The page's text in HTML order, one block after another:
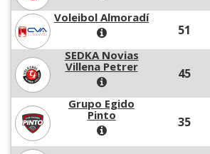
Voleibol Almoradí
51
SEDKA Novias
Villena Petrer
45
Grupo Egido
Pinto
35